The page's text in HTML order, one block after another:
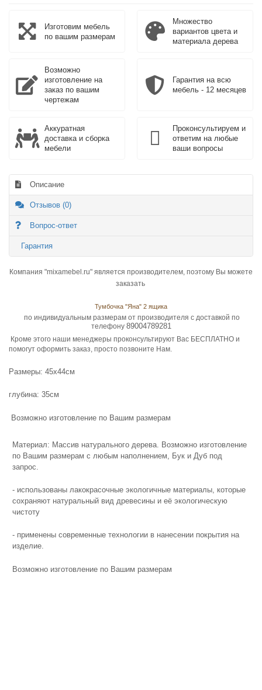
Изготовим мебель
по вашим размерам
Множество
вариантов цвета и
материала дерева
Возможно
изготовление на
заказ по вашим
чертежам
Гарантия на всю
мебель - 12 месяцев
Аккуратная
доставка и сборка
мебели
Проконсультируем и
ответим на любые
ваши вопросы
Описание
Отзывов (0)
Вопрос-ответ
Гарантия
Компания "mixamebel.ru" является производителем, поэтому Вы можете
заказать
Тумбочка "Яна" 2 ящика
по индивидуальным размерам от производителя с доставкой по
телефону 89004789281
Кроме этого наши менеджеры проконсультируют Вас БЕСПЛАТНО и
помогут оформить заказ, просто позвоните Нам.
Размеры: 45х44см
глубина: 35см
Возможно изготовление по Вашим размерам
Материал: Массив натурального дерева. Возможно изготовление
по Вашим размерам с любым наполнением, Бук и Дуб под
запрос.
- использованы лакокрасочные экологичные материалы, которые
сохраняют натуральный вид древесины и её экологическую
чистоту
- применены современные технологии в нанесении покрытия на
изделие.
Возможно изготовление по Вашим размерам